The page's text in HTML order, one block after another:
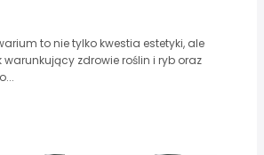
to nie tylko kwestia estetyki, ale
zdrowie roślin i ryb oraz